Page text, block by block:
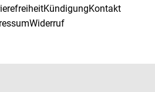
KündigungKontakt
Widerruf